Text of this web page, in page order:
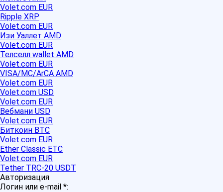
Volet.com EUR
Ripple XRP
Volet.com EUR
Изи Уаллет AMD
Volet.com EUR
Телселл wallet AMD
Volet.com EUR
VISA/MC/ArCA AMD
Volet.com EUR
Volet.com USD
Volet.com EUR
Вебмани USD
Volet.com EUR
Биткоин BTC
Volet.com EUR
Ether Classic ETC
Volet.com EUR
Tether TRC-20 USDT
Авторизация
Логин или e-mail *: